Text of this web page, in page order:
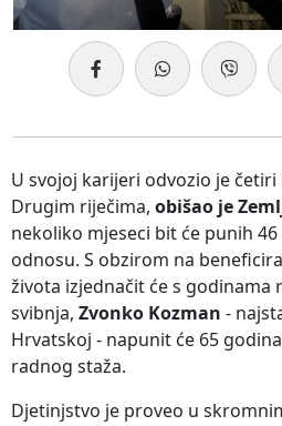
U svojoj karijeri odvozio je
Drugim riječima, obišao je
nekoliko mjeseci bit će punih
odnosu. S obzirom na
života izjednačit će s godinama
svibnja, Zvonko Kozman -
Hrvatskoj - napunit će 65
radnog staža.
Djetinjstvo je proveo u